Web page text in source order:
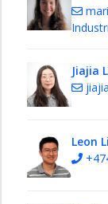
Jiajia
Leon